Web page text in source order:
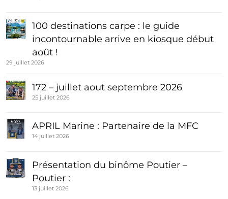
100 destinations carpe : le guide
incontournable arrive en kiosque début
août !
29 juillet 2026
172 – juillet aout septembre 2026
25 juillet 2026
APRIL Marine : Partenaire de la MFC
14 juillet 2026
Présentation du binôme Poutier –
Poutier :
13 juillet 2026